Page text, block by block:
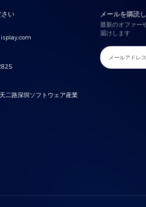
い
二路深圳ソフトウェア産業
メールを購読
最新のオファー
届けします